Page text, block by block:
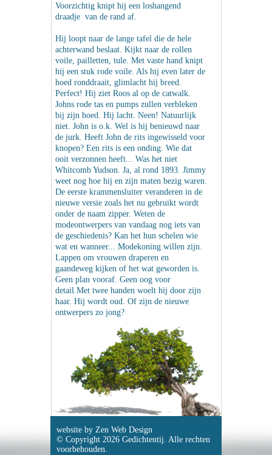
Voorzichtig knipt hij een loshangend
draadje van de rand af.
Hij loopt naar de lange tafel die de hele
achterwand beslaat. Kijkt naar de rollen
voile, pailletten, tule. Met vaste hand knipt
hij een stuk rode voile. Als hij even later de
hoed ronddraait, glimlacht hij breed.
Perfect! Hij ziet Roos al op de catwalk.
Johns rode tas en pumps zullen verbleken
bij zijn hoed. Hij lacht. Neen! Natuurlijk
niet. John is o.k. Wel is hij benieuwd naar
de jurk. Heeft John de rits ingewisseld voor
knopen? Een rits is een onding. Wie dat
ooit verzonnen heeft... Was het niet
Whitcomb Yudson. Ja, al rond 1893. Jimmy
weet nog hoe hij en zijn maten bezig waren.
De eerste krammensluiter veranderen in de
nieuwe versie zoals het nu gebruikt wordt
onder de naam zipper. Weten de
modeontwerpers van vandaag nog iets van
de geschiedenis? Kan het hun schelen wie
wat en wanneer... Modekoning willen zijn.
Lappen om vrouwen draperen en
gaandeweg kijken of het wat geworden is.
Geen plan vooraf. Geen oog voor
detail.Met twee handen woelt hij door zijn
haar. Hij wordt oud. Of zijn de nieuwe
ontwerpers zo jong?
website by Zen Web Design
© Copyright 2026 Gedichtentij. Alle rechten
voorbehouden.